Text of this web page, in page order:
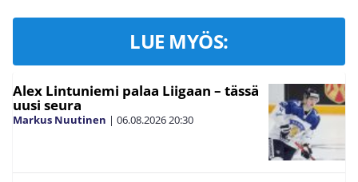
LUE MYÖS:
Alex Lintuniemi palaa Liigaan – tässä
uusi seura
Markus Nuutinen | 06.08.202620:30